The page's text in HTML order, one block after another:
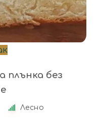
плънка без
Лесно